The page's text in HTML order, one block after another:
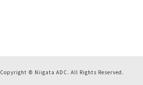
Copyright © Niigata ADC. All Rights Reserved.